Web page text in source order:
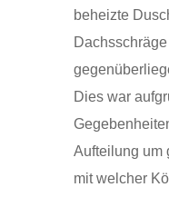
beheizte
Dies war
Aufteilung um
mit welcher